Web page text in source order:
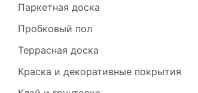
Паркетная доска
Пробковый пол
Террасная доска
Краска и декоративные покрытия